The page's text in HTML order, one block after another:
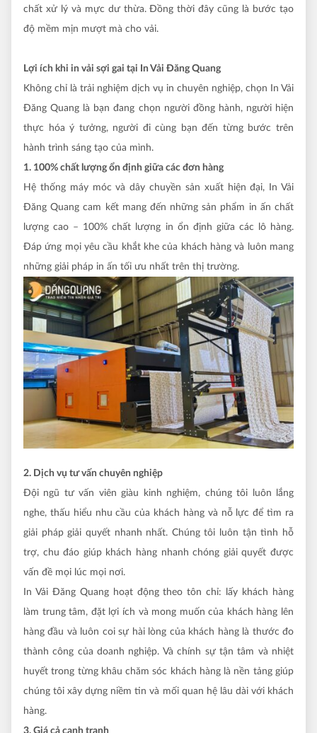
chất xử lý và mực dư thừa. Đồng thời đây cũng là bước tạo
độ mềm mịn mượt mà cho vải.
Lợi ích khi in vải sợi gai tại In Vải Đăng Quang
Không chỉ là trải nghiệm dịch vụ in chuyên nghiệp, chọn In Vải
Đăng Quang là bạn đang chọn người đồng hành, người hiện
thực hóa ý tưởng, người đi cùng bạn đến từng bước trên
hành trình sáng tạo của mình.
1. 100% chất lượng ổn định giữa các đơn hàng
Hệ thống máy móc và dây chuyền sản xuất hiện đại, In Vải
Đăng Quang cam kết mang đến những sản phẩm in ấn chất
lượng cao – 100% chất lượng in ổn định giữa các lô hàng.
Đáp ứng mọi yêu cầu khắt khe của khách hàng và luôn mang
những giải pháp in ấn tối ưu nhất trên thị trường.
2. Dịch vụ tư vấn chuyên nghiệp
Đội ngũ tư vấn viên giàu kinh nghiệm, chúng tôi luôn lắng
nghe, thấu hiểu nhu cầu của khách hàng và nỗ lực để tìm ra
giải pháp giải quyết nhanh nhất. Chúng tôi luôn tận tình hỗ
trợ, chu đáo giúp khách hàng nhanh chóng giải quyết được
vấn đề mọi lúc mọi nơi.
In Vải Đăng Quang hoạt động theo tôn chỉ: lấy khách hàng
làm trung tâm, đặt lợi ích và mong muốn của khách hàng lên
hàng đầu và luôn coi sự hài lòng của khách hàng là thước đo
thành công của doanh nghiệp. Và chính sự tận tâm và nhiệt
huyết trong từng khâu chăm sóc khách hàng là nền tảng giúp
chúng tôi xây dựng niềm tin và mối quan hệ lâu dài với khách
hàng.